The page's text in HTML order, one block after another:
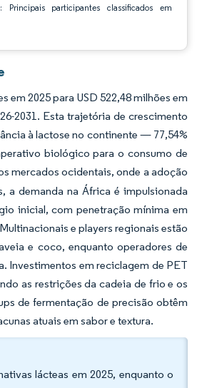
Principais participantes classificados em
em 2025 para USD 522,48 milhões em
2031. Esta trajetória de crescimento
à lactose no continente — 77,54%
biológico para o consumo de
mercados ocidentais, onde a adoção
a demanda na África é impulsionada
inicial, com penetração mínima em
e players regionais estão
e coco, enquanto operadores de
Investimentos em reciclagem de PET
as restrições da cadeia de frio e os
de fermentação de precisão obtêm
atuais em sabor e textura.
lácteas em 2025, enquanto o